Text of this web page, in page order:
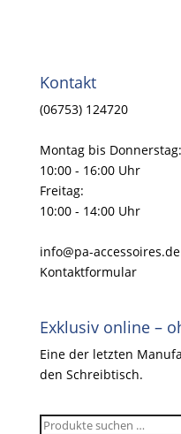
Kontakt
(06753) 124720
Montag bis Donnerstag:
10:00 - 16:00 Uhr
Freitag:
10:00 - 14:00 Uhr
info@pa-accessoires.de
Kontaktformular
Exklusiv online –
Eine der letzten
den Schreibtisch.
Suchen